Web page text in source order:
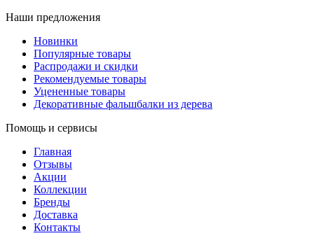
Наши предложения
Новинки
Популярные товары
Распродажи и скидки
Рекомендуемые товары
Уцененные товары
Декоративные фальшбалки из дерева
Помощь и сервисы
Главная
Отзывы
Акции
Коллекции
Бренды
Доставка
Контакты